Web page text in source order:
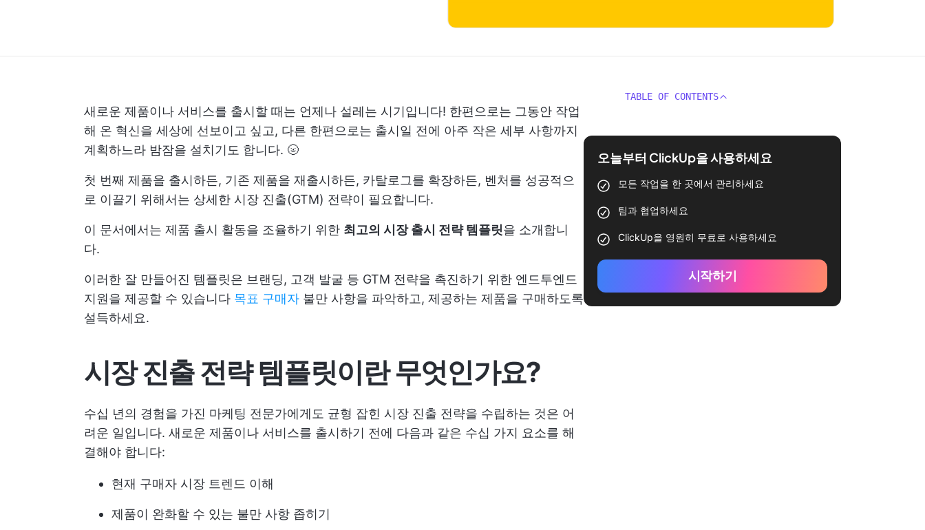
새로운 제품이나 서비스를 출시할 때는 언제나 설레는 시기입니다! 한편으로는 그동안 작업
해 온 혁신을 세상에 선보이고 싶고, 다른 한편으로는 출시일 전에 아주 작은 세부 사항까지
계획하느라 밤잠을 설치기도 합니다. 🌝
첫 번째 제품을 출시하든, 기존 제품을 재출시하든, 카탈로그를 확장하든, 벤처를 성공적으
로 이끌기 위해서는 상세한 시장 진출(GTM) 전략이 필요합니다.
이 문서에서는 제품 출시 활동을 조율하기 위한 최고의 시장 출시 전략 템플릿을 소개합니
다.
이러한 잘 만들어진 템플릿은 브랜딩, 고객 발굴 등 GTM 전략을 촉진하기 위한 엔드투엔드
지원을 제공할 수 있습니다 목표 구매자 불만 사항을 파악하고, 제공하는 제품을 구매하도록
설득하세요.
시장 진출 전략 템플릿이란 무엇인가요?
수십 년의 경험을 가진 마케팅 전문가에게도 균형 잡힌 시장 진출 전략을 수립하는 것은 어
려운 일입니다. 새로운 제품이나 서비스를 출시하기 전에 다음과 같은 수십 가지 요소를 해
결해야 합니다:
현재 구매자 시장 트렌드 이해
제품이 완화할 수 있는 불만 사항 좁히기
TABLE OF CONTENTS
오늘부터 ClickUp을 사용하세요
모든 작업을 한 곳에서 관리하세요
팀과 협업하세요
ClickUp을 영원히 무료로 사용하세요
시작하기